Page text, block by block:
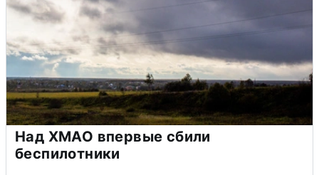
Над ХМАО впервые сбили
беспилотники